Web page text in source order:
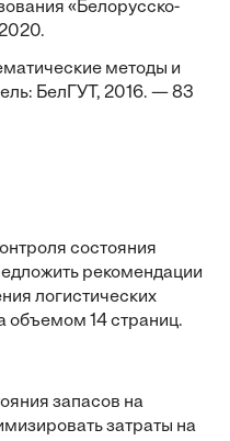
«Белорусско-
методы и
БелГУТ, 2016. — 83
состояния
рекомендации
логистических
объемом 14 страниц.
запасов на
затраты на